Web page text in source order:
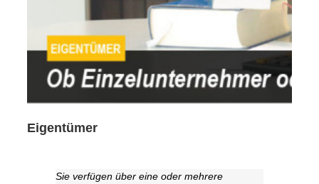
Eigentümer
Sie verfügen über eine oder mehrere